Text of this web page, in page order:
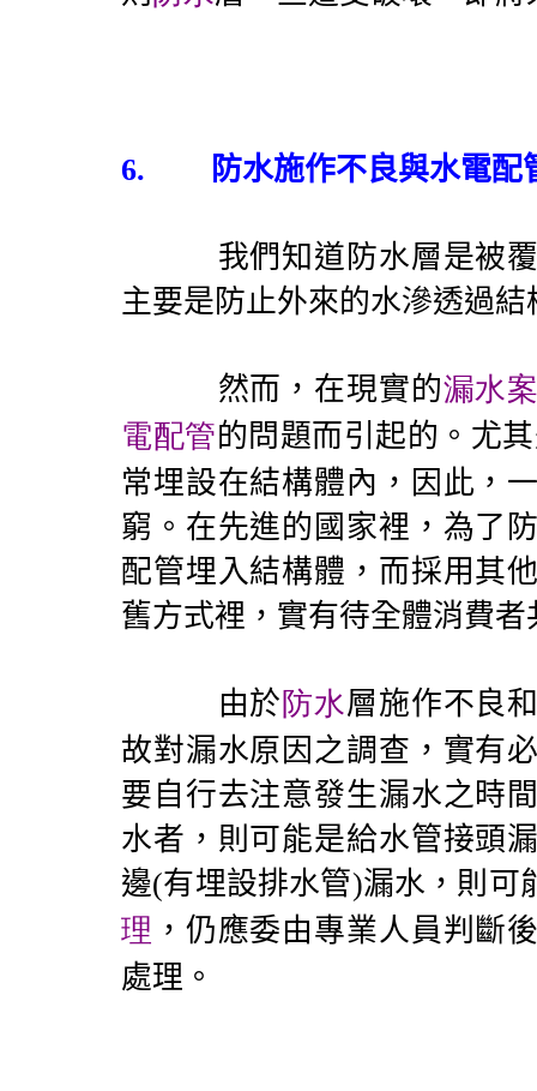
6. 防水施作不良與水電
我們知道防水層是被覆
主要是防止外來的水滲透過
然而，在現實的漏水
電配管的問題而引起的。尤
常埋設在結構體內，因此，
窮。在先進的國家裡，為了
配管埋入結構體，而採用其
舊方式裡，實有待全體消費
由於防水層施作不良
故對漏水原因之調查，實有
要自行去注意發生漏水之時
水者，則可能是給水管接頭
邊(有埋設排水管)漏水，則可
理 ，仍應委由專業人員判斷
處理。